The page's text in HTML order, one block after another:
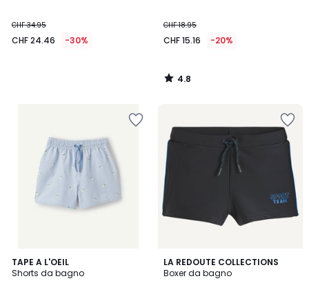
CHF 34.95
CHF 24.46 -30%
CHF 18.95
CHF 15.16 -20%
4.8
/
TAPE A L'OEIL
Shorts da bagno
LA REDOUTE COLLECTIONS
Boxer da bagno
5
/